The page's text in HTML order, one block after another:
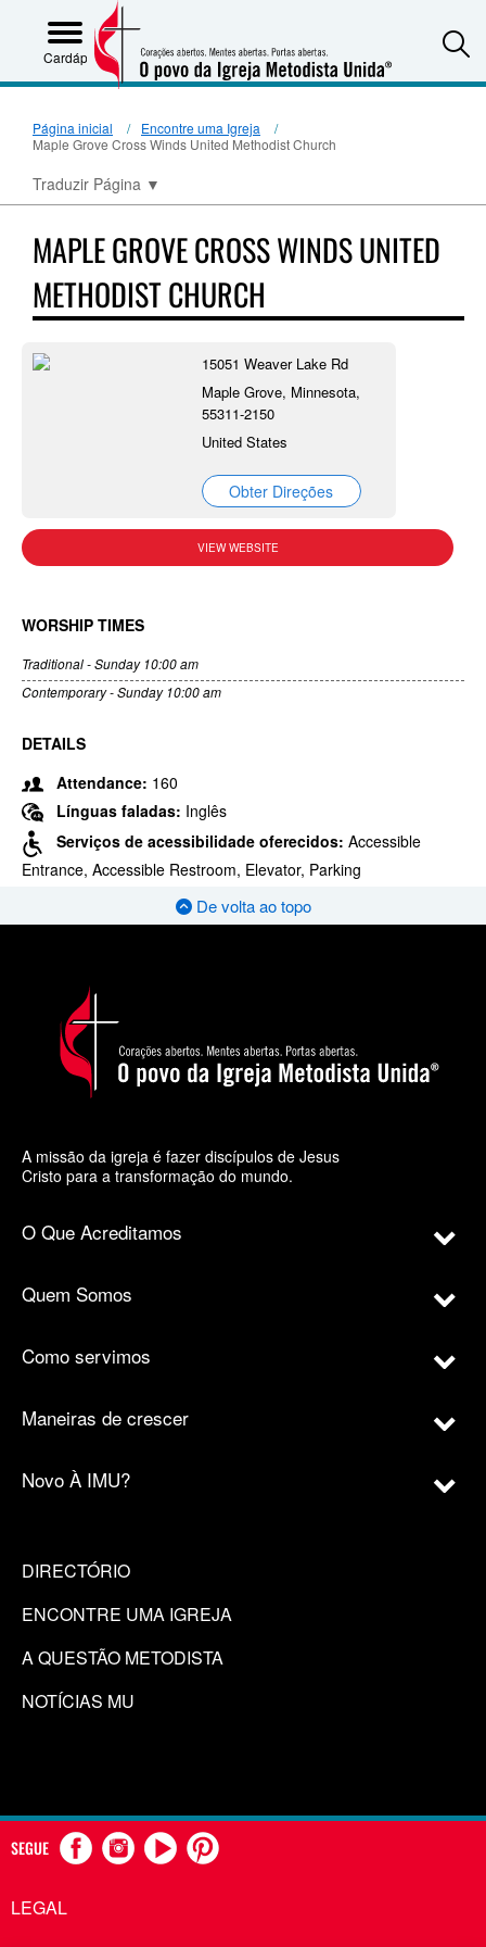
Cardápio
Página inicial
Encontre uma Igreja
Maple Grove Cross Winds United Methodist Church
Traduzir Página ▼
MAPLE GROVE CROSS WINDS UNITED
METHODIST CHURCH
15051 Weaver Lake Rd
Maple Grove, Minnesota,
55311-2150
United States
Obter Direções
VIEW WEBSITE
WORSHIP TIMES
Traditional - Sunday 10:00 am
Contemporary - Sunday 10:00 am
DETAILS
Attendance: 160
Línguas faladas: Inglês
Serviços de acessibilidade oferecidos: Accessible
Entrance, Accessible Restroom, Elevator, Parking
De volta ao topo
A missão da igreja é fazer discípulos de Jesus
Cristo para a transformação do mundo.
O Que Acreditamos
Quem Somos
Como servimos
Maneiras de crescer
Novo À IMU?
DIRECTÓRIO
ENCONTRE UMA IGREJA
A QUESTÃO METODISTA
NOTÍCIAS MU
SEGUE
LEGAL